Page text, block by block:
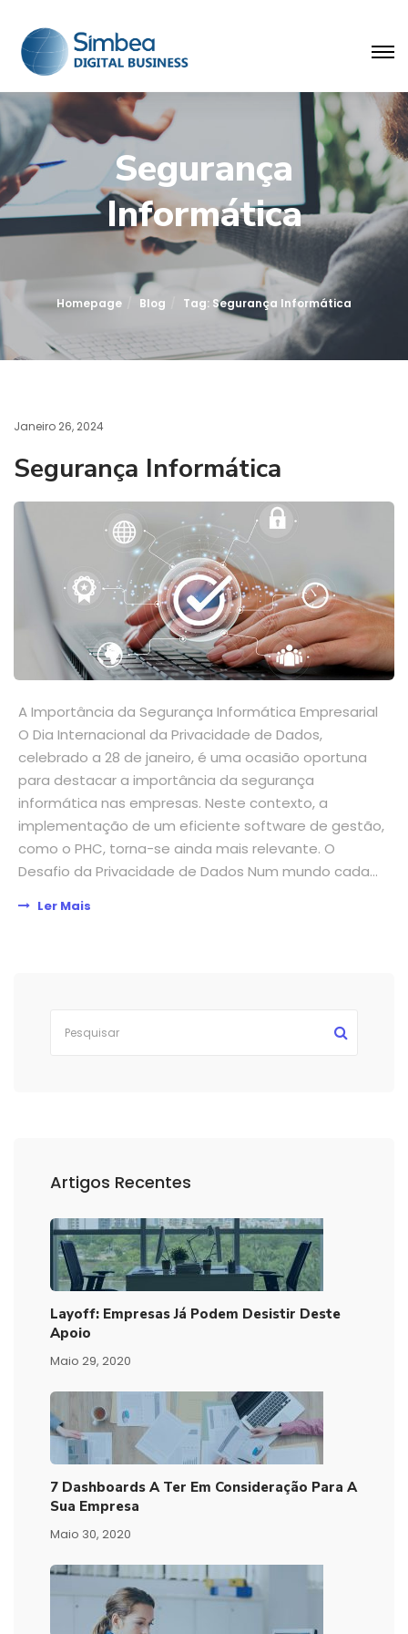
Segurança
Informática
Homepage Blog Tag: Segurança Informática
Janeiro 26, 2024
Segurança Informática
A Importância da Segurança Informática Empresarial
O Dia Internacional da Privacidade de Dados,
celebrado a 28 de janeiro, é uma ocasião oportuna
para destacar a importância da segurança
informática nas empresas. Neste contexto, a
implementação de um eficiente software de gestão,
como o PHC, torna-se ainda mais relevante. O
Desafio da Privacidade de Dados Num mundo cada...
Ler Mais
Artigos Recentes
Layoff: Empresas Já Podem Desistir Deste
Apoio
Maio 29, 2020
7 Dashboards A Ter Em Consideração Para A
Sua Empresa
Maio 30, 2020